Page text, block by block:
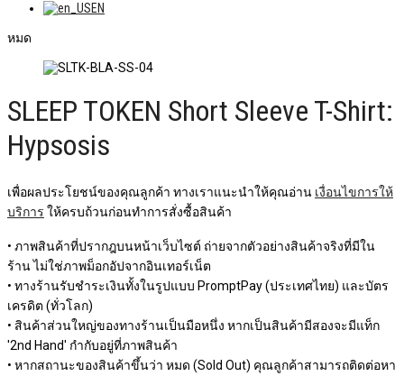
EN
หมด
SLEEP TOKEN Short Sleeve T-Shirt:
Hypsosis
เพื่อผลประโยชน์ของคุณลูกค้า ทางเราแนะนำให้คุณอ่าน เงื่อนไขการให้
บริการ ให้ครบถ้วนก่อนทำการสั่งซื้อสินค้า
• ภาพสินค้าที่ปรากฎบนหน้าเว็บไซต์ ถ่ายจากตัวอย่างสินค้าจริงที่มีใน
ร้าน ไม่ใช่ภาพม็อกอัปจากอินเทอร์เน็ต
• ทางร้านรับชำระเงินทั้งในรูปแบบ PromptPay (ประเทศไทย) และบัตร
เครดิต (ทั่วโลก)
• สินค้าส่วนใหญ่ของทางร้านเป็นมือหนึ่ง หากเป็นสินค้ามีสองจะมีแท็ก
'2nd Hand' กำกับอยู่ที่ภาพสินค้า
• หากสถานะของสินค้าขึ้นว่า หมด (Sold Out) คุณลูกค้าสามารถติดต่อหา